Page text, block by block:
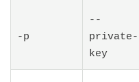
-p
--
private-
key